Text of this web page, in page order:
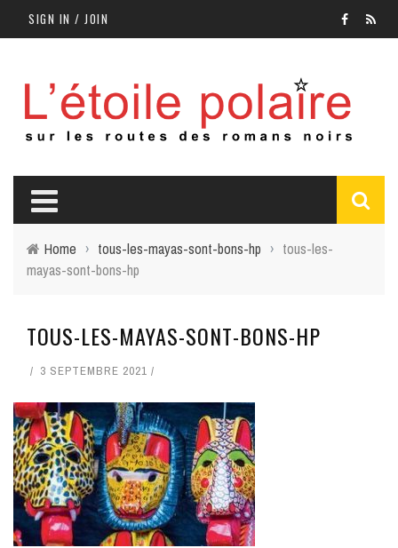
SIGN IN / JOIN
Home › tous-les-mayas-sont-bons-hp › tous-les-
mayas-sont-bons-hp
TOUS-LES-MAYAS-SONT-BONS-HP
3 SEPTEMBRE 2021